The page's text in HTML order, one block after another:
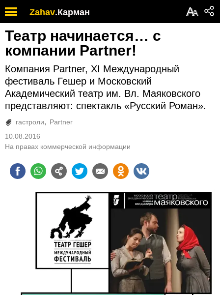
Zahav.Карман АА
Театр начинается… с
компании Partner!
Компания Partner, XI Международный
фестиваль Гешер и Московский
Академический театр им. Вл. Маяковского
представляют: спектакль «Русский Роман».
гастроли
Partner
10.08.2016
На правах коммерческой информации